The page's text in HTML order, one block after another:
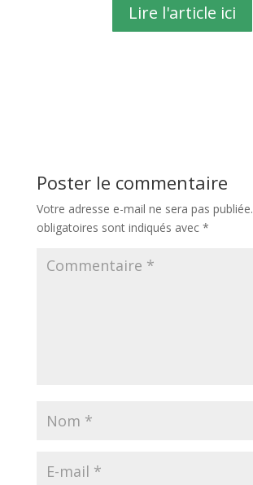
Lire l'article ici
Poster le commentaire
Votre adresse e-mail ne sera pas publiée.
obligatoires sont indiqués avec *